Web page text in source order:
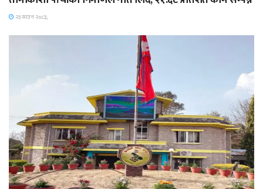
२३ साउन २०८३,